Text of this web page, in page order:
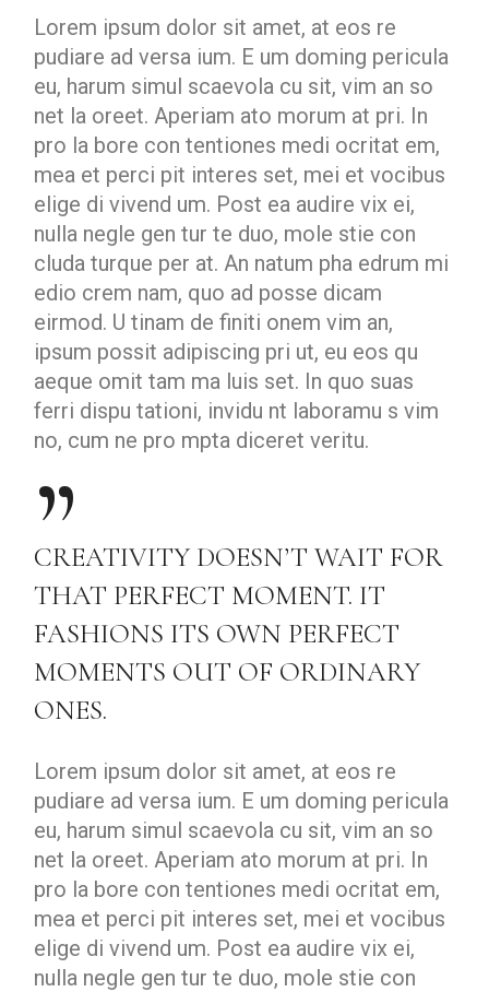
Lorem ipsum dolor sit amet, at eos re
pudiare ad versa ium. E um doming pericula
eu, harum simul scaevola cu sit, vim an so
net la oreet. Aperiam ato morum at pri. In
pro la bore con tentiones medi ocritat em,
mea et perci pit interes set, mei et vocibus
elige di vivend um. Post ea audire vix ei,
nulla negle gen tur te duo, mole stie con
cluda turque per at. An natum pha edrum mi
edio crem nam, quo ad posse dicam
eirmod. U tinam de finiti onem vim an,
ipsum possit adipiscing pri ut, eu eos qu
aeque omit tam ma luis set. In quo suas
ferri dispu tationi, invidu nt laboramu s vim
no, cum ne pro mpta diceret veritu.
CREATIVITY DOESN’T WAIT FOR
THAT PERFECT MOMENT. IT
FASHIONS ITS OWN PERFECT
MOMENTS OUT OF ORDINARY
ONES.
Lorem ipsum dolor sit amet, at eos re
pudiare ad versa ium. E um doming pericula
eu, harum simul scaevola cu sit, vim an so
net la oreet. Aperiam ato morum at pri. In
pro la bore con tentiones medi ocritat em,
mea et perci pit interes set, mei et vocibus
elige di vivend um. Post ea audire vix ei,
nulla negle gen tur te duo, mole stie con